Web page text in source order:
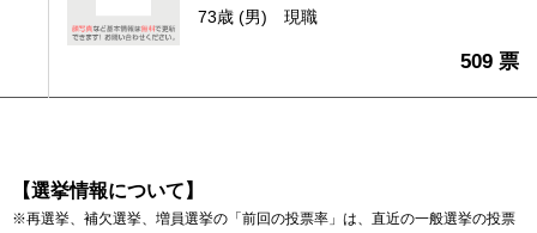
73歳 (男) 現職
509 票
【選挙情報について】
※再選挙、補欠選挙、増員選挙の「前回の投票率」は、直近の一般選挙の投票